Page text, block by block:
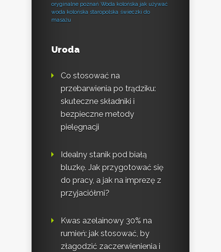
oryginalne poznań Woda kolońska jak używać
woda kolońska staropolska świeczki do
masażu
Uroda
Co stosować na
przebarwienia po trądziku:
skuteczne składniki i
bezpieczne metody
pielęgnacji
Idealny stanik pod białą
bluzkę. Jak przygotować się
do pracy, a jak na imprezę z
przyjaciółmi?
Kwas azelainowy 30% na
rumień: jak stosować, by
złagodzić zaczerwienienia i